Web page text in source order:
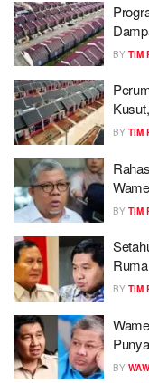
BY TIM
BY TIM
Buat
BY TIM
BY TIM
Sih?
BY